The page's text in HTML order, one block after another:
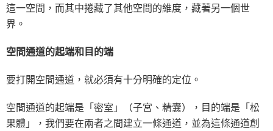
這一空間，而其中捲藏了其他空間的維度，藏著另一個世
界。
空間通道的起端和目的端
要打開空間通道，就必須有十分明確的定位。
空間通道的起端是「密室」（子宮、精囊），目的端是「松
果體」，我們要在兩者之間建立一條通道，並為這條通道創